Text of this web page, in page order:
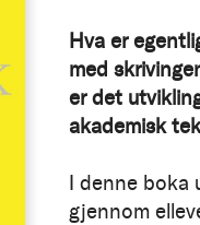
Hva er
med
er det
akademisk
I denne boka
gjennom